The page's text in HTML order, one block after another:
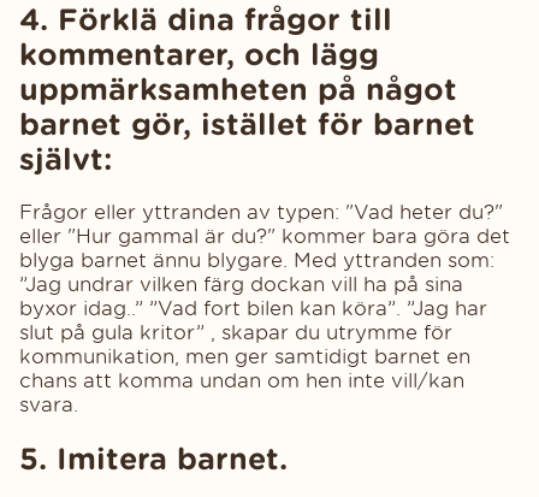
4. Förklä dina frågor till
kommentarer, och lägg
uppmärksamheten på något
barnet gör, istället för barnet
självt:
Frågor eller yttranden av typen: "Vad heter du?"
eller "Hur gammal är du?" kommer bara göra det
blyga barnet ännu blygare. Med yttranden som:
”Jag undrar vilken färg dockan vill ha på sina
byxor idag..” ”Vad fort bilen kan köra”. ”Jag har
slut på gula kritor” , skapar du utrymme för
kommunikation, men ger samtidigt barnet en
chans att komma undan om hen inte vill/kan
svara.
5. Imitera barnet.